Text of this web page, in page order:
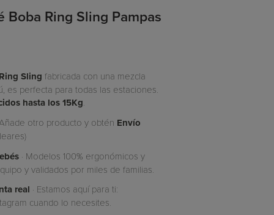
Boba Ring Sling Pampas
Sling fabricada con una mezcla
es perfecta para todas las estaciones.
hasta los 15Kg.
otro producto y obtén Envío
· Modelos 100% ergonómicos y
y validados por miles de familias.
real · Estamos aquí para ti:
cuando lo necesites.